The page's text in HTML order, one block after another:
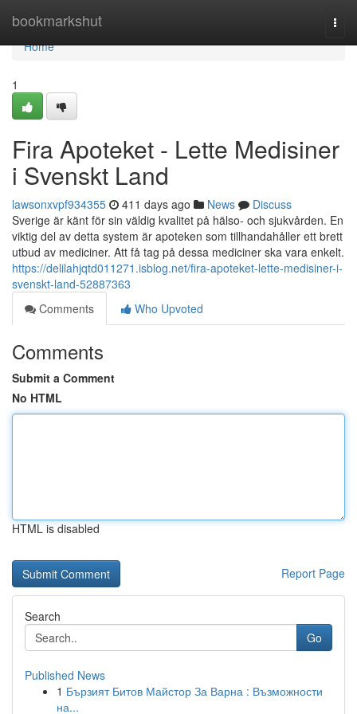
bookmarkshut
Home
Home
1
Fira Apoteket - Lette Medisiner
i Svenskt Land
lawsonxvpf934355 411 days ago News
Discuss
Sverige är känt för sin väldig kvalitet på hälso- och sjukvården. En
viktig del av detta system är apoteken som tillhandahåller ett brett
utbud av mediciner. Att få tag på dessa mediciner ska vara enkelt.
https://delilahjqtd011271.isblog.net/fira-apoteket-lette-medisiner-i-
svenskt-land-52887363
Comments
Who Upvoted
Comments
Submit a Comment
No HTML
HTML is disabled
Report Page
Search
Go
Published News
1 Бързият Битов Майстор За Варна : Възможности
на...